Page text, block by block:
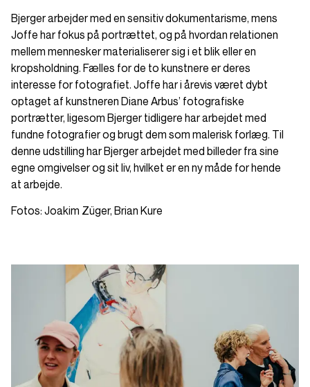
Bjerger arbejder med en sensitiv dokumentarisme, mens
Joffe har fokus på portrættet, og på hvordan relationen
mellem mennesker materialiserer sig i et blik eller en
kropsholdning. Fælles for de to kunstnere er deres
interesse for fotografiet. Joffe har i årevis været dybt
optaget af kunstneren Diane Arbus’ fotografiske
portrætter, ligesom Bjerger tidligere har arbejdet med
fundne fotografier og brugt dem som malerisk forlæg. Til
denne udstilling har Bjerger arbejdet med billeder fra sine
egne omgivelser og sit liv, hvilket er en ny måde for hende
at arbejde.
Fotos: Joakim Züger, Brian Kure